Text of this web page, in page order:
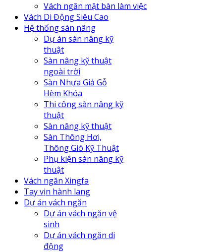
Vách ngăn mặt bàn làm việc
Vách Di Động Siêu Cao
Hệ thống sàn nâng
Dự án sàn nâng kỹ
thuật
Sàn nâng kỹ thuật
ngoài trời
Sàn Nhựa Giả Gỗ
Hèm Khóa
Thi công sàn nâng kỹ
thuật
Sàn nâng kỹ thuật
Sàn Thông Hơi,
Thông Gió Kỹ Thuật
Phụ kiện sàn nâng kỹ
thuật
Vách ngăn Xingfa
Tay vịn hành lang
Dự án vách ngăn
Dự án vách ngăn vệ
sinh
Dự án vách ngăn di
động